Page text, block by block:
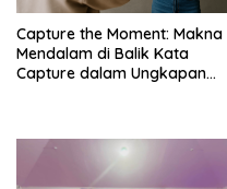
Capture the Moment: Makna
Mendalam di Balik Kata
Capture dalam Ungkapan